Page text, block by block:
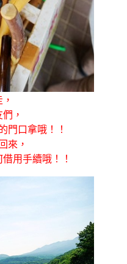
，
門口拿哦！！
來，
用手續哦！！